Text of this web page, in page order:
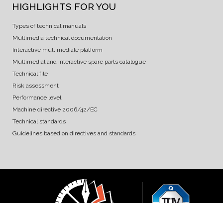
HIGHLIGHTS FOR YOU
Types of technical manuals
Multimedia technical documentation
Interactive multimediale platform
Multimedial and interactive spare parts catalogue
Technical file
Risk assessment
Performance level
Machine directive 2006/42/EC
Technical standards
Guidelines based on directives and standards